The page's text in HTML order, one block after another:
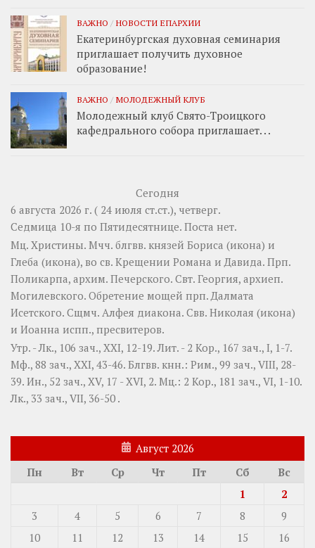
ВАЖНО / НОВОСТИ ЕПАРХИИ
Екатеринбургская духовная семинария
приглашает получить духовное
образование!
ВАЖНО / МОЛОДЕЖНЫЙ КЛУБ
Молодежный клуб Свято-Троицкого
кафедрального собора приглашает. . .
Сегодня
6 августа 2026 г. ( 24 июля ст.ст.), четверг.
Седмица 10-я по Пятидесятнице. Поста нет.
Мц. Христины. Мчч. блгвв. князей Бориса (икона) и
Глеба (икона), во св. Крещении Романа и Давида. Прп.
Поликарпа, архим. Печерского. Свт. Георгия, архиеп.
Могилевского. Обретение мощей прп. Далмата
Исетского. Сщмч. Алфея диакона. Свв. Николая (икона)
и Иоанна испп., пресвитеров.
Утр. -Лк., 106 зач., XXI, 12-19.Лит. - 2 Кор., 167 зач., I, 1-7.
Мф., 88 зач., XXI, 43-46. Блгвв. кнн.: Рим., 99 зач., VIII, 28-
39. Ин., 52 зач., XV, 17 - XVI, 2. Мц.: 2 Кор., 181 зач., VI, 1-10.
Лк., 33 зач., VII, 36-50 .
Август 2026
Пн
Вт Ср Чт Пт Сб
Вс
1
2
3
4 5 6 7 8
9
10
11 12 13 14 15
16